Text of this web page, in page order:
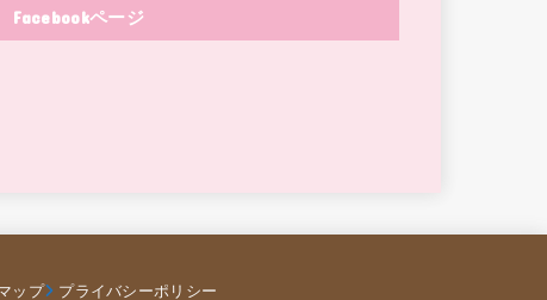
Facebookページ
ップ プライバシーポリシー